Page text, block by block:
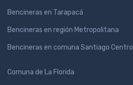
Bencineras en Tarapacá
Bencineras en región Metropolitana
Bencineras en comuna Santiago Centro
Comuna de La Florida